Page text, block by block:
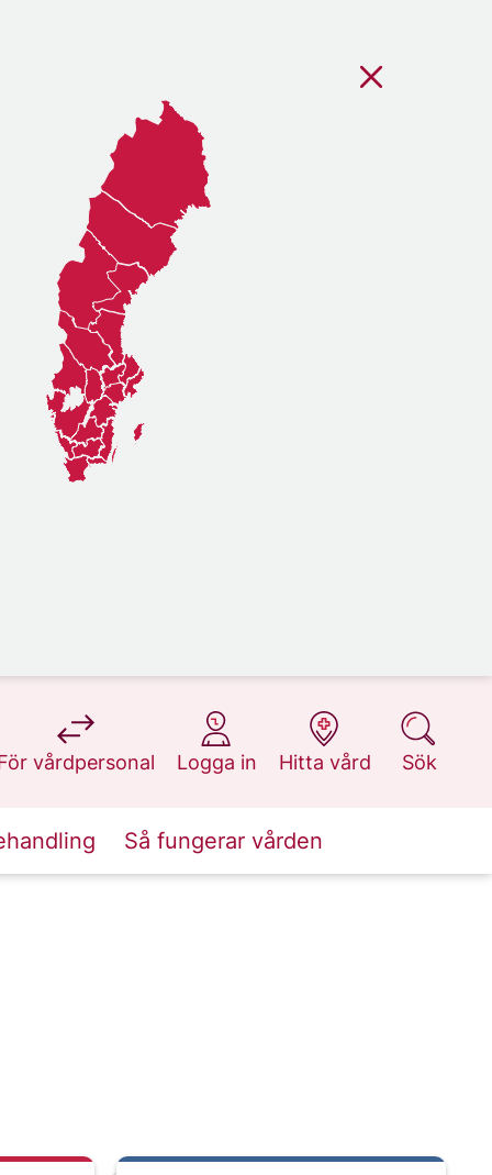
vårdpersonal
på 1177.se
Logga in
på 1177.se
Hitta vård
på 1177.se
Sök
på 1177.se
Så fungerar vården